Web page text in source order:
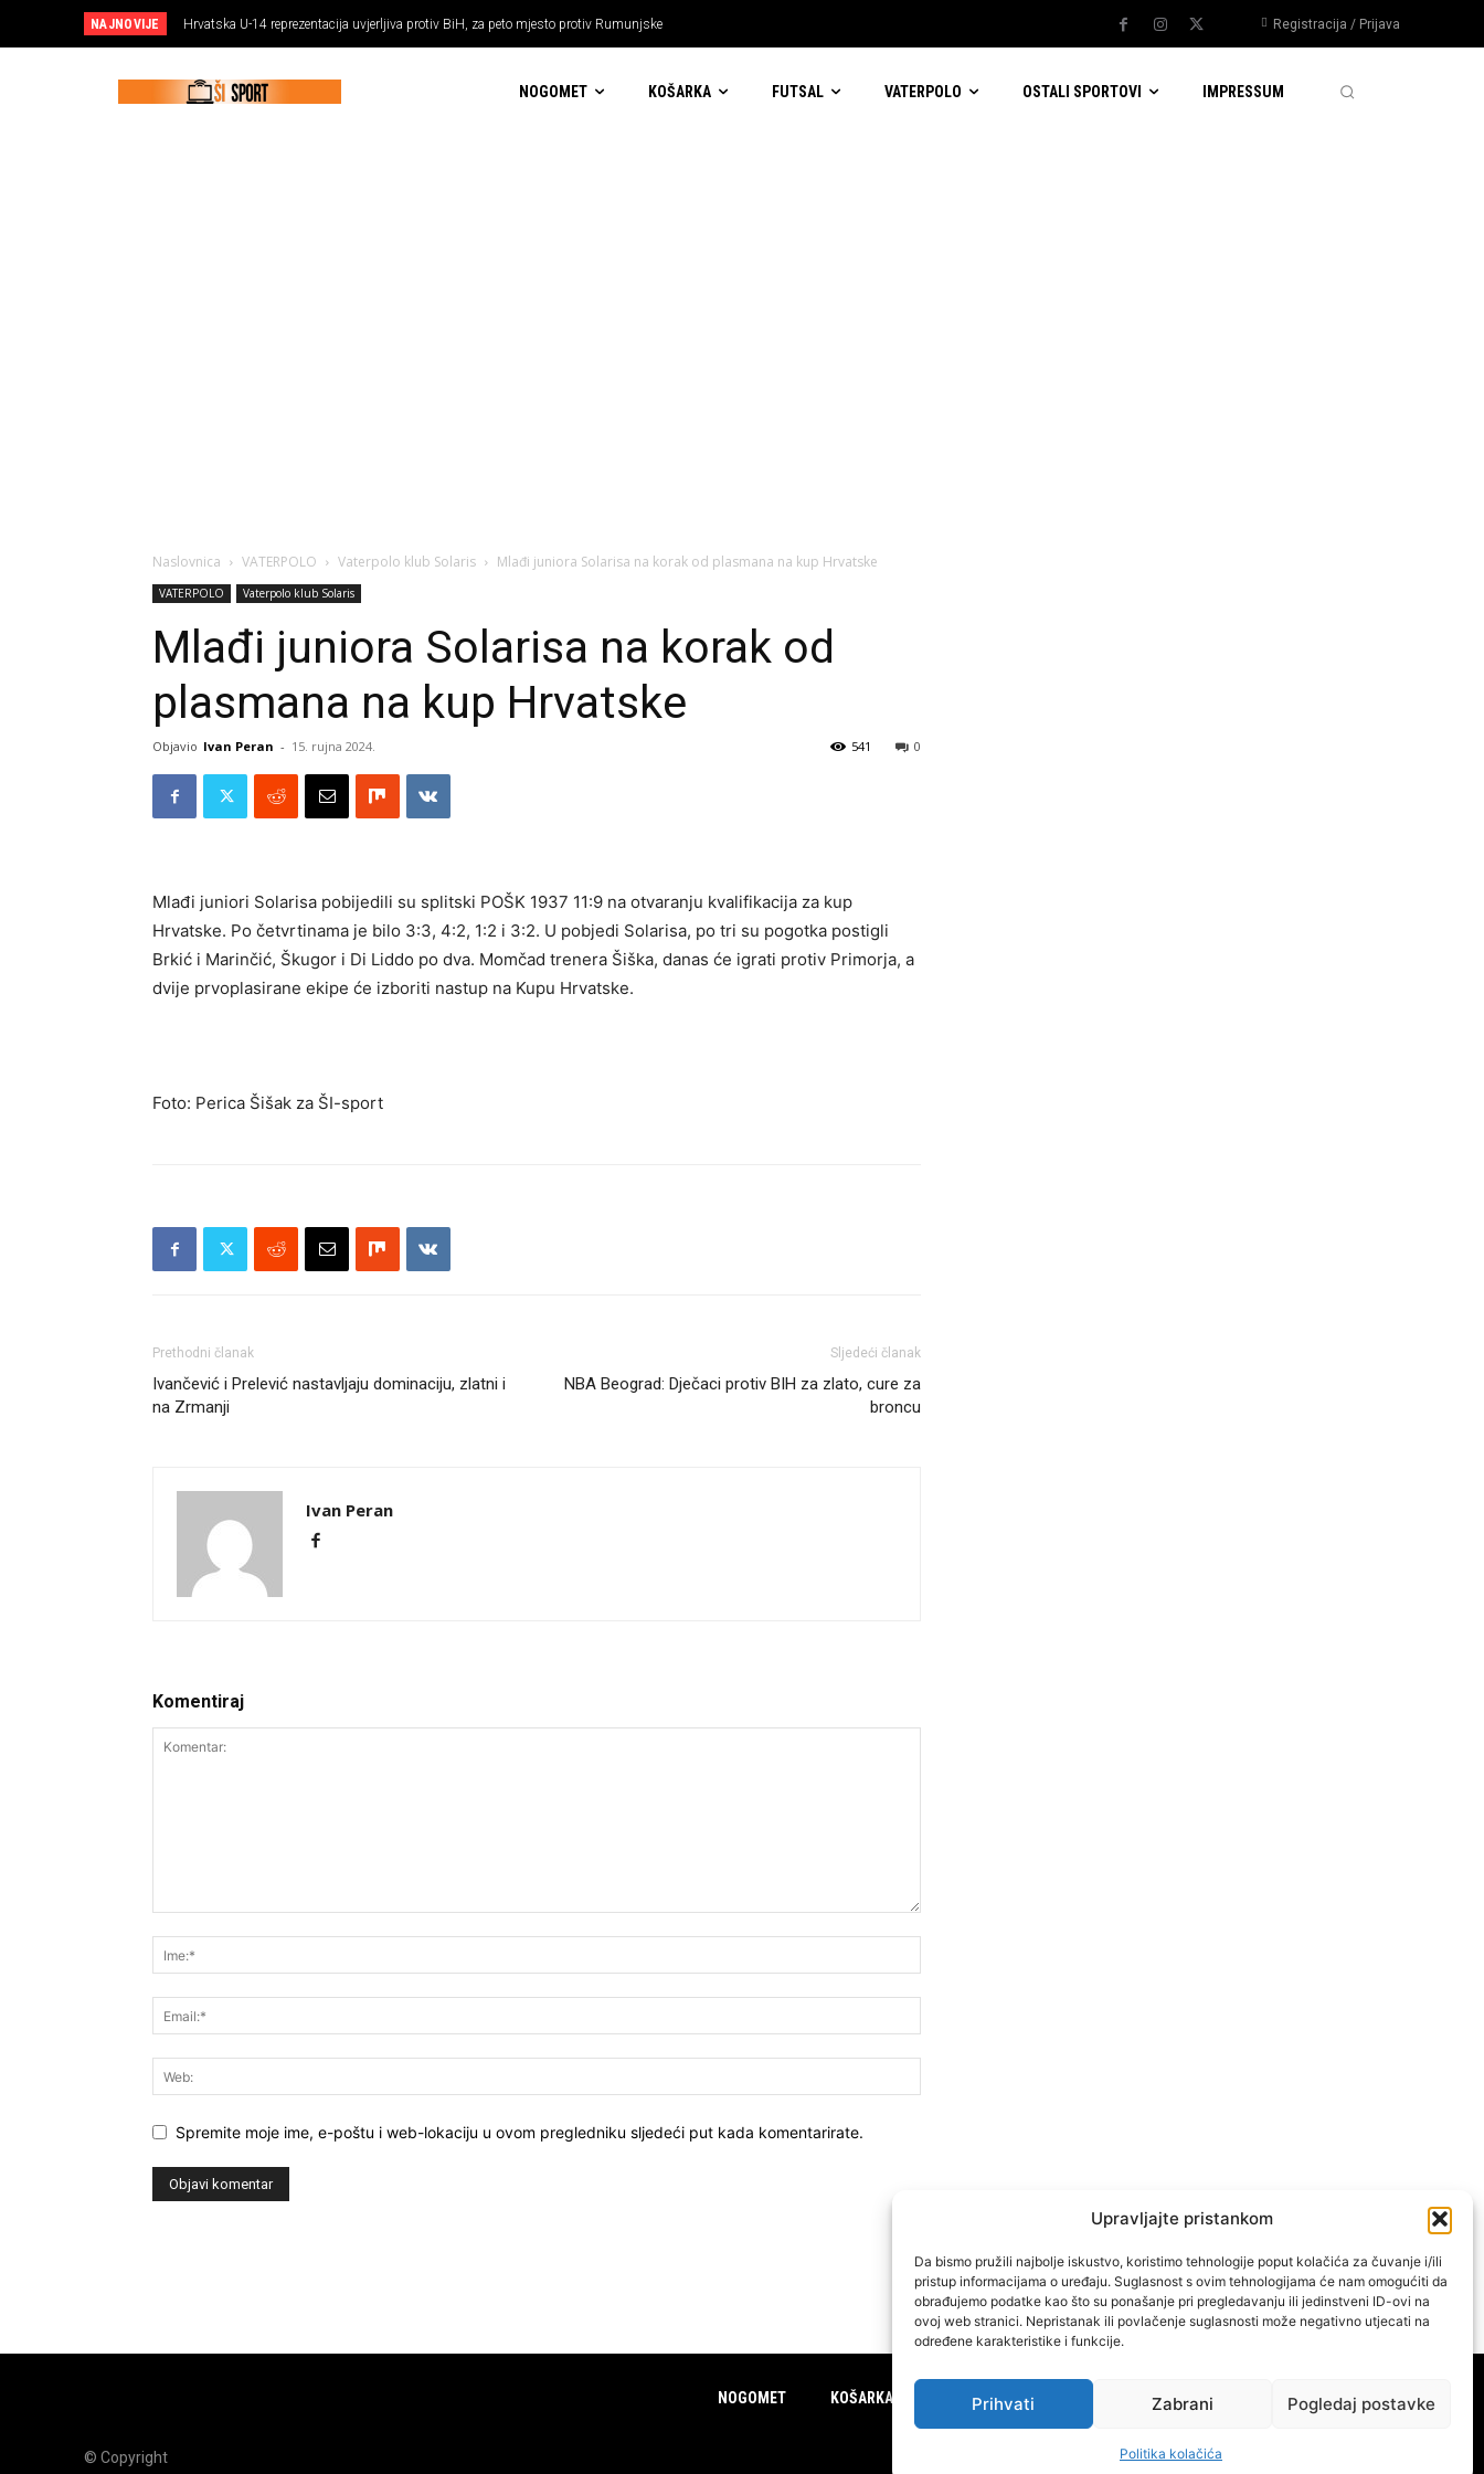
Upravljajte pristankom
Da bismo pružili najbolje iskustvo, koristimo tehnologije poput kolačića za čuvanje i/ili
pristup informacijama o uređaju. Suglasnost s ovim tehnologijama će nam omogućiti da
obrađujemo podatke kao što su ponašanje pri pregledavanju ili jedinstveni ID-ovi na
ovoj web stranici. Nepristanak ili povlačenje suglasnosti može negativno utjecati na
određene karakteristike i funkcije.
Prihvati Zabrani Pogledaj postavke
Politika kolačića
NAJNOVIJE Hrvatska U-14 reprezentacija uvjerljiva protiv BiH, za peto mjesto protiv Rumunjske Registracija / Prijava
NOGOMET KOŠARKA FUTSAL VATERPOLO OSTALI SPORTOVI IMPRESSUM
Naslovnica VATERPOLO Vaterpolo klub Solaris Mlađi juniora Solarisa na korak od plasmana na kup Hrvatske
VATERPOLO Vaterpolo klub Solaris
Mlađi juniora Solarisa na korak od
plasmana na kup Hrvatske
Objavio Ivan Peran - 15. rujna 2024. 0
541
Mlađi juniori Solarisa pobijedili su splitski POŠK 1937 11:9 na otvaranju kvalifikacija za kup
Hrvatske. Po četvrtinama je bilo 3:3, 4:2, 1:2 i 3:2. U pobjedi Solarisa, po tri su pogotka postigli
Brkić i Marinčić, Škugor i Di Liddo po dva. Momčad trenera Šiška, danas će igrati protiv Primorja, a
dvije prvoplasirane ekipe će izboriti nastup na Kupu Hrvatske.
Foto: Perica Šišak za ŠI-sport
Prethodni članak
Ivančević i Prelević nastavljaju dominaciju, zlatni i
na Zrmanji
Sljedeći članak
NBA Beograd: Dječaci protiv BIH za zlato, cure za
broncu
Ivan Peran
Komentiraj
Spremite moje ime, e-poštu i web-lokaciju u ovom pregledniku sljedeći put kada komentarirate.
NOGOMET KOŠARKA FUTSAL OSTALI SPORTOVI IMPRESSUM
© Copyright